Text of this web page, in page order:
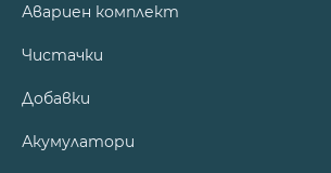
Авариен комплект
Чистачки
Добавки
Акумулатори